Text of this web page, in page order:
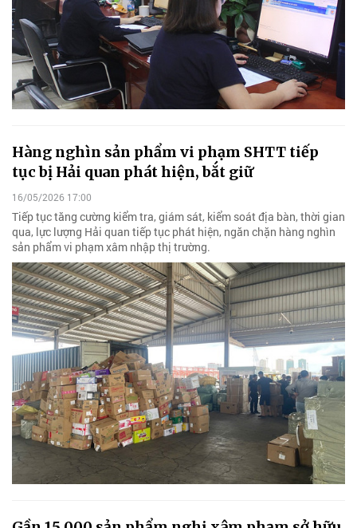
Hàng nghìn sản phẩm vi phạm SHTT tiếp
tục bị Hải quan phát hiện, bắt giữ
16/05/2026 17:00
Tiếp tục tăng cường kiểm tra, giám sát, kiểm soát địa bàn, thời gian
qua, lực lượng Hải quan tiếp tục phát hiện, ngăn chặn hàng nghìn
sản phẩm vi phạm xâm nhập thị trường.